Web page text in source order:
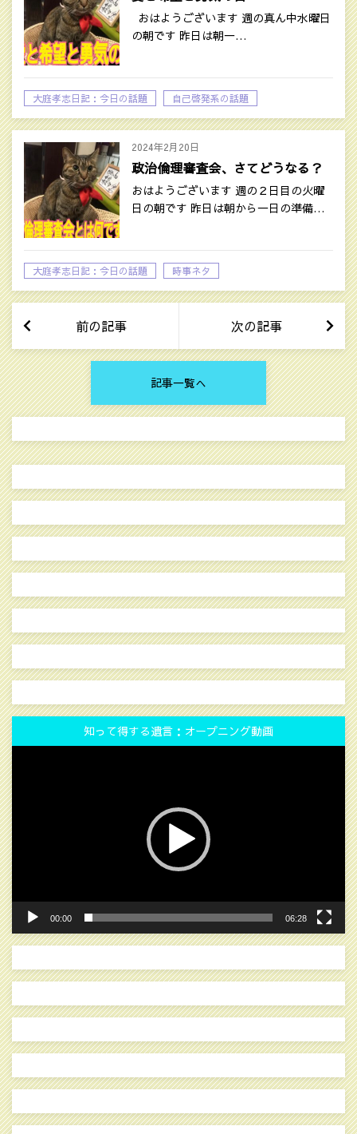
おはようございます 週の真ん中水曜日
の朝です 昨日は朝一…
大庭孝志日記：今日の話題 自己啓発系の話題
2024年2月20日
政治倫理審査会、さてどうなる？
おはようございます 週の２日目の火曜
日の朝です 昨日は朝から一日の準備…
大庭孝志日記：今日の話題 時事ネタ
前の記事 次の記事
記事一覧へ
知って得する遺言：オープニング動画
動
画
プ
レ
ー
ヤ
ー
00:00 06:28